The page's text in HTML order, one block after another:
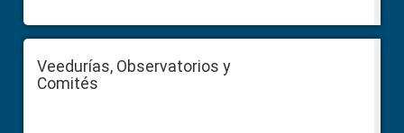
Veedurías, Observatorios y
Comités